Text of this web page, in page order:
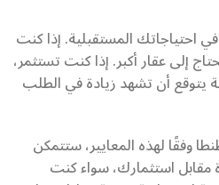
احتياجاتك المستقبلية. إذا كنت
إلى عقار أكبر. إذا كنت تستثمر،
يتوقع أن تشهد زيادة في الطلب
وفقًا لهذه المعايير، ستتمكن
استثمارك، سواء كنت